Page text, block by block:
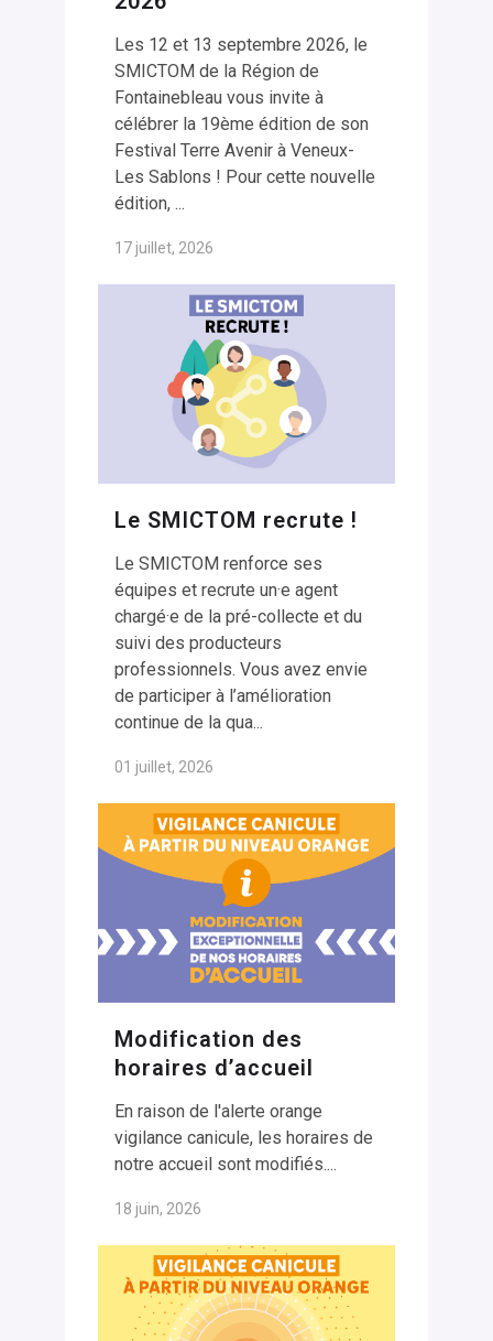
Les 12 et 13 septembre 2026, le
SMICTOM de la Région de
Fontainebleau vous invite à
célébrer la 19ème édition de son
Festival Terre Avenir à Veneux-
Les Sablons ! Pour cette nouvelle
édition, ...
17 juillet, 2026
Le SMICTOM recrute !
Le SMICTOM renforce ses
équipes et recrute un·e agent
chargé·e de la pré-collecte et du
suivi des producteurs
professionnels. Vous avez envie
de participer à l’amélioration
continue de la qua...
01 juillet, 2026
Modification des
horaires d’accueil
En raison de l'alerte orange
vigilance canicule, les horaires de
notre accueil sont modifiés....
18 juin, 2026